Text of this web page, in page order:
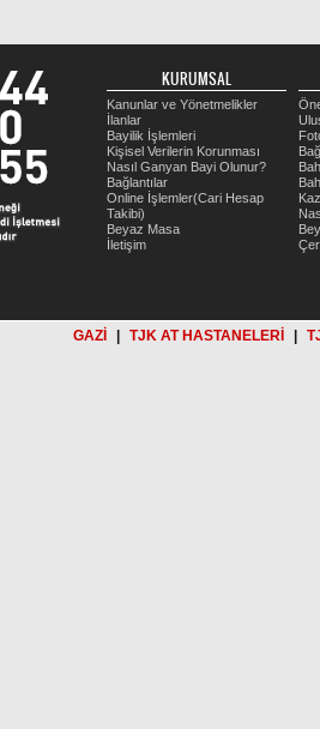
KURUMSAL
Kanunlar ve Yönetmelikler
İlanlar
Bayilik İşlemleri
Kişisel Verilerin Korunması
Nasıl Ganyan Bayi Olunur?
Bağlantılar
Online İşlemler(Cari Hesap
Takibi)
Beyaz Masa
İletişim
GAZİ TJK AT HASTANELERİ